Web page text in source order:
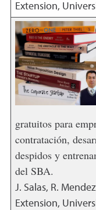
Extension,
gratuitos para
contratación,
despidos y
del SBA.
J. Salas, R.
Extension,